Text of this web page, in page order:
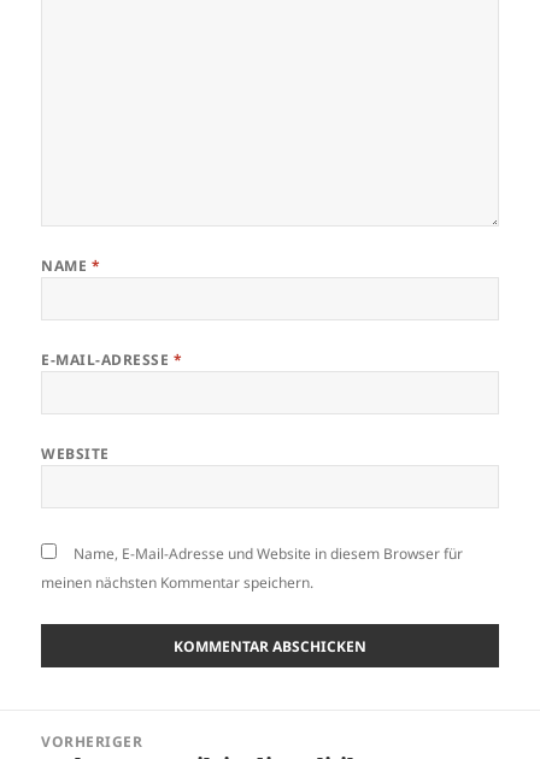
NAME *
E-MAIL-ADRESSE *
WEBSITE
Name, E-Mail-Adresse und Website in diesem Browser für
meinen nächsten Kommentar speichern.
VORHERIGER